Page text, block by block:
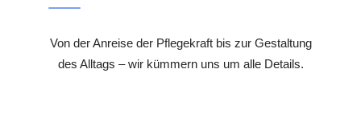
Von der Anreise der Pflegekraft bis zur Gestaltung
des Alltags – wir kümmern uns um alle Details.